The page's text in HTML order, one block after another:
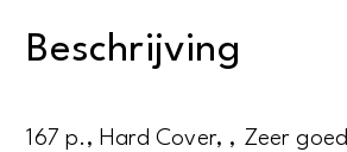
Beschrijving
167 p., Hard Cover, , Zeer goed